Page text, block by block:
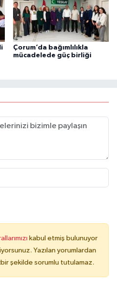
Çorum’da bağımlılıkla
mücadelede güç birliği
kabul etmiş bulunuyor
Yazılan yorumlardan
şekilde sorumlu tutulamaz.